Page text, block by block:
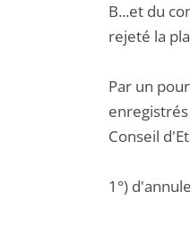
B...et du
rejeté la
Par un
Conseil
1°)